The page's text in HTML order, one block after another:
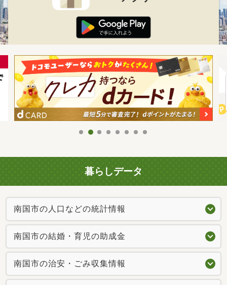
暮らしデータ
南国市の人口などの統計情報
南国市の結婚・育児の助成金
南国市の治安・ごみ収集情報